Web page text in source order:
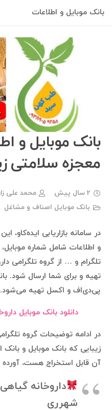
بانک موبایل و اطلاعات
بانک موبایل و
معجزه سلامتی
2 سال پیش
محمد علی
بانک موبایل اصناف و مشاغل
در سامانه بازاریابی ایده‌کاو،
و اطلاعات شامل شماره موبایل،
تلگرام و … از گروه تلگرامی
تهیه و برای شما ارسال شود.
پی‌دی‌اف و اکسل تهیه می‌شود.
دانلود بانک موبایل
در ادامه توضیحات گروه
زیبایی که بانک موبایل و
آن قابل استخراج هست،
داروخانه
شهرری